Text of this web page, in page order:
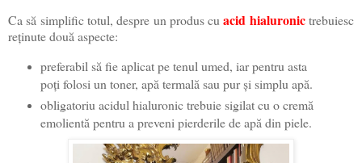
Ca să simplific totul, despre un produs cuacid hialuronictrebuiesc
reținute două aspecte:
preferabil să fie aplicat pe tenul umed, iar pentru asta
poți folosi un toner, apă termală sau pur și simplu apă.
obligatoriu acidul hialuronic trebuie sigilat cu o cremă
emolientă pentru a preveni pierderile de apă din piele.